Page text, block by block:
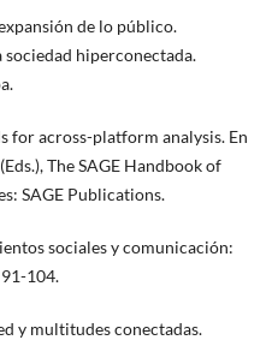
de lo público.
hiperconectada.
for across-platform analysis. En
The SAGE Handbook of
SAGE Publications.
sociales y comunicación:
104.
y multitudes conectadas.